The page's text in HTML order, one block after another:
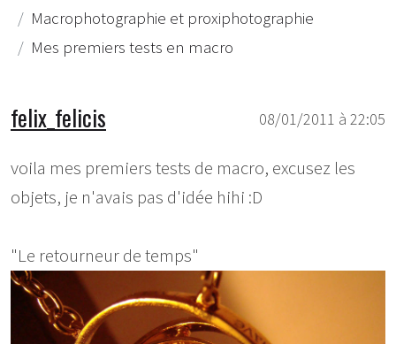
Macrophotographie et proxiphotographie
Mes premiers tests en macro
08/01/2011 à 22:05
felix_felicis
voila mes premiers tests de macro, excusez les
objets, je n'avais pas d'idée hihi :D
"Le retourneur de temps"